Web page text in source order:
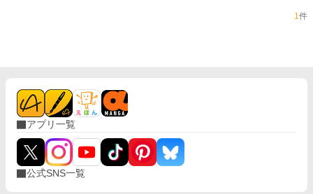
1件
アプリ一覧
公式SNS一覧